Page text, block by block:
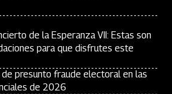
de la Esperanza VII: Estas son
para que disfrutes este
presunto fraude electoral en las
de 2026